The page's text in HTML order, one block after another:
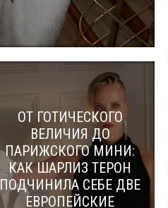
ОТ ГОТИЧЕСКОГО
ВЕЛИЧИЯ ДО
ПАРИЖСКОГО МИНИ:
КАК ШАРЛИЗ ТЕРОН
ПОДЧИНИЛА СЕБЕ ДВЕ
ЕВРОПЕЙСКИЕ